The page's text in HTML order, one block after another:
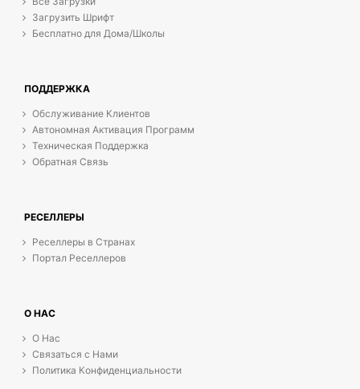
Загрузить Шрифт
Бесплатно для Дома/Школы
ПОДДЕРЖКА
Обслуживание Клиентов
Автономная Активация Программ
Техническая Поддержка
Обратная Связь
РЕСЕЛЛЕРЫ
Реселлеры в Странах
Портал Реселлеров
О НАС
О Нас
Связаться с Нами
Политика Конфиденциальности